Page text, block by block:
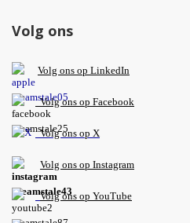
Volg ons
Volg ons op LinkedIn
Volg ons op Facebook
Volg ons op X
Volg ons op Instagram
Volgons op YouTube